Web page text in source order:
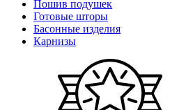
Пошив подушек
Готовые шторы
Басонные изделия
Карнизы